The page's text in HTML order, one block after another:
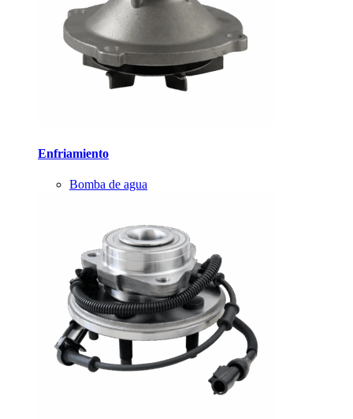
Enfriamiento
Bomba de agua